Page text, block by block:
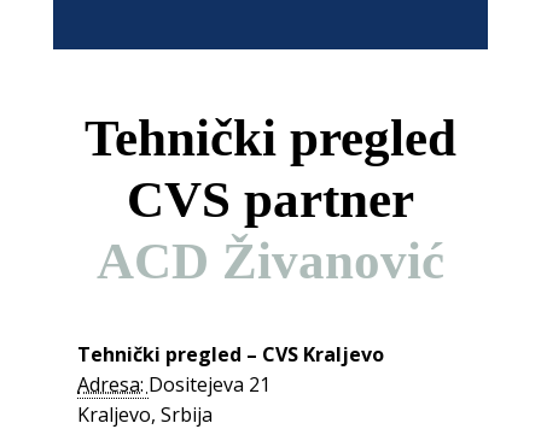
Tehnički pregled
CVS partner
ACD Živanović
Tehnički pregled – CVS Kraljevo
Adresa: Dositejeva 21
Kraljevo, Srbija